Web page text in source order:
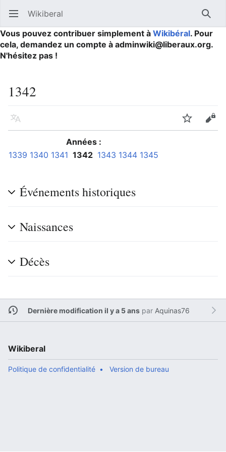
Ouvrir le menu principal Wikiberal
Vous pouvez contribuer simplement à Wikibéral. Pour
cela, demandez un compte à adminwiki@liberaux.org.
N'hésitez pas !
1342
Langue Suivre
Années :
1339 1340 1341 1342 1343 1344 1345
Événements historiques
Naissances
Décès
Dernière modification il y a 5 anspar Aquinas76
Wikiberal
Politique de confidentialité Version de bureau